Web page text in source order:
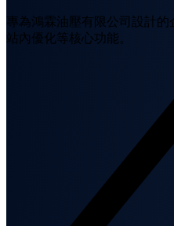
專為鴻霖油壓有限公司設計
站內優化等核心功能。